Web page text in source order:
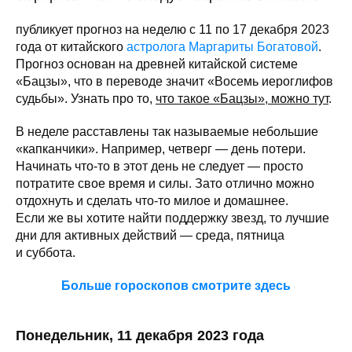
публикует прогноз на неделю с 11 по 17 декабря 2023
года от китайского астролога Маргариты Богатовой.
Прогноз основан на древней китайской системе
«Бацзы», что в переводе значит «Восемь иероглифов
судьбы». Узнать про то, что такое «Бацзы», можно тут.
В неделе расставлены так называемые небольшие
«капканчики». Например, четверг — день потери.
Начинать что-то в этот день не следует — просто
потратите свое время и силы. Зато отлично можно
отдохнуть и сделать что-то милое и домашнее.
Если же вы хотите найти поддержку звезд, то лучшие
дни для активных действий — среда, пятница
и суббота.
Больше гороскопов смотрите здесь
Понедельник, 11 декабря 2023 года